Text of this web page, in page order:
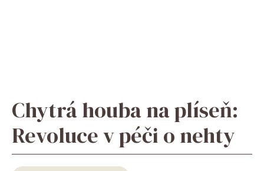
Chytrá houba na plíseň:
Revoluce v péči o nehty